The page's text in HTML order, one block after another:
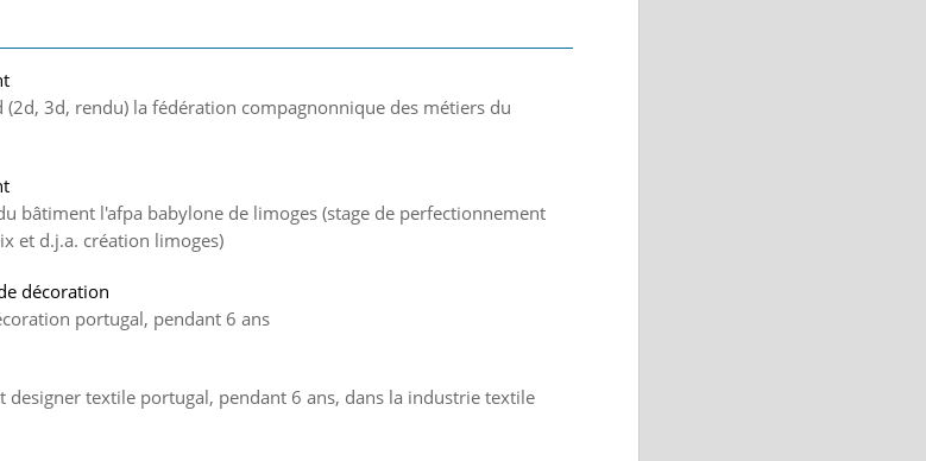
3d, rendu) la fédération compagnonnique des métiers du
bâtiment l'afpa babylone de limoges (stage de perfectionnement
et d.j.a. création limoges)
décoration
portugal, pendant 6 ans
designer textile portugal, pendant 6 ans, dans la industrie textile